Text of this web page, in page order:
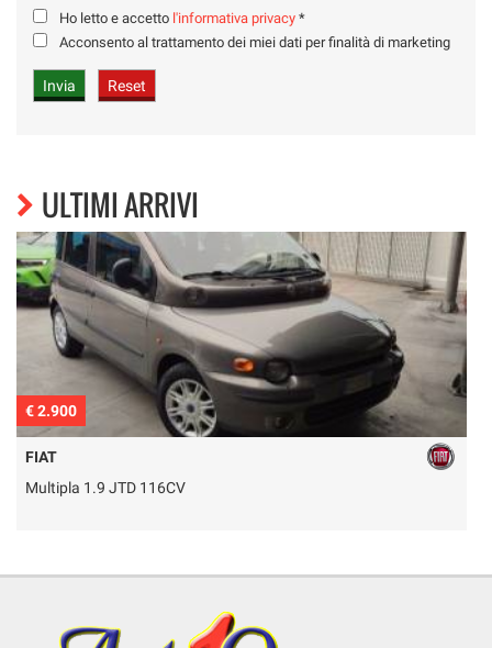
Ho letto e accetto l'informativa privacy *
Acconsento al trattamento dei miei dati per finalità di marketing
ULTIMI ARRIVI
€ 2.900
FIAT
Multipla 1.9 JTD 116CV